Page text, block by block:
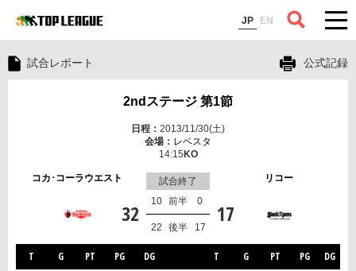
JP EN
コラム
試合レポート 公式記録
2ndステージ 第1節
2013/11/30(土)
レベスタ
14:15
コカ･コーラウエスト リコー
試合終了
32 17
前半
10 0
後半
22 17
T G PT PG DG T G PT PG DG